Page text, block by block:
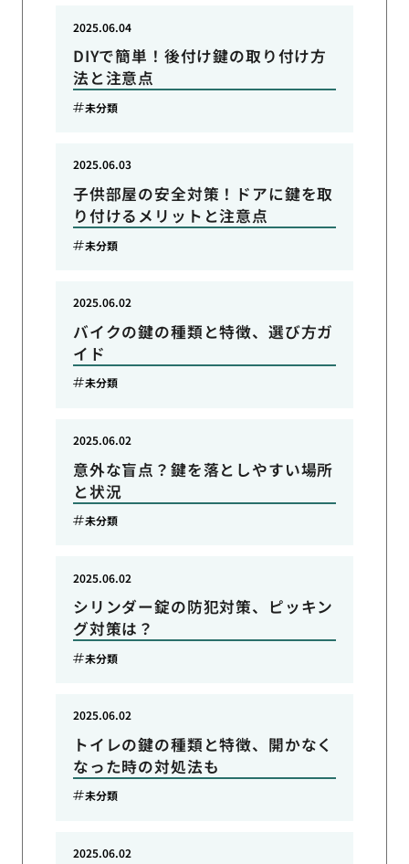
DIYで簡単！後付け鍵の取り付け方
法と注意点
2025.06.04
未分類
子供部屋の安全対策！ドアに鍵を取
り付けるメリットと注意点
2025.06.03
未分類
バイクの鍵の種類と特徴、選び方ガ
イド
2025.06.02
未分類
意外な盲点？鍵を落としやすい場所
と状況
2025.06.02
未分類
シリンダー錠の防犯対策、ピッキン
グ対策は？
2025.06.02
未分類
トイレの鍵の種類と特徴、開かなく
なった時の対処法も
2025.06.02
未分類
2025.06.02